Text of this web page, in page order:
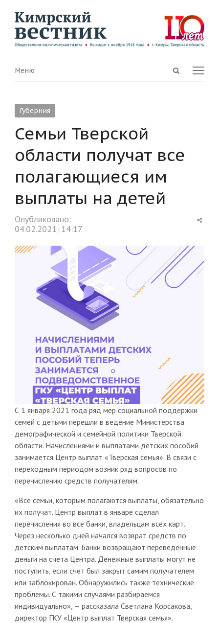
Open
Menu
Меню
Губерния
Семьи Тверской
области получат все
полагающиеся им
выплаты на детей
Опубликовано:
04.02.2021 14:17
С 1 января 2021 года ряд мер социальной поддержки
семей с детьми перешли в ведение Министерства
демографической и семейной политики Тверской
области. Начислениями и выплатами детских пособий
занимается Центр выплат «Тверская семья». В связи с
переходным периодом возник ряд вопросов по
перечислению средств получателям.
«Все семьи, которым полагаются выплаты, обязательно
их получат. Центр выплат в январе сделал
перечисления во все банки, владельцам всех карт.
Через несколько дней начался возврат средств по
детским выплатам. Банки возвращают переведенные
деньги на счета Центра. Денежные выплаты могут не
поступить, если счет был закрыт самим получателем
или заблокирован. Обнаружились также технические
проблемы. С такими случаями разбираемся
индивидуально», — рассказала Светлана Корсакова,
директор ГКУ «Центр выплат Тверская семья».